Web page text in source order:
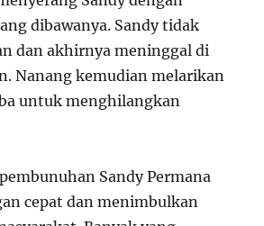
dibawanya. Sandy tidak
dan akhirnya meninggal di
Nanang kemudian melarikan
untuk menghilangkan
Sandy Permana
cepat dan menimbulkan